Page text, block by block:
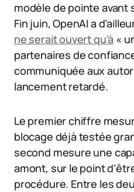
modèle de pointe avant
Fin juin, OpenAI a
ne serait ouvert qu’à «
partenaires de
communiquée aux
lancement retardé.
Le premier chiffre
blocage déjà testée
second mesure une
amont, sur le point
procédure. Entre les